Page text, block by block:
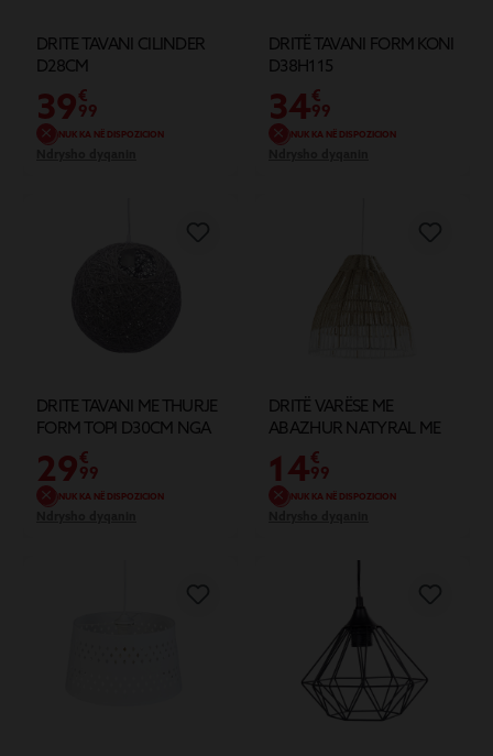
DRITE TAVANI CILINDER
D28CM
39€
99
NUK KA NË DISPOZICION
DRITË TAVANI FORM KONI
D38H115
34€
99
NUK KA NË DISPOZICION
DRITE TAVANI ME THURJE
FORM TOPI D30CM NGA
LETRA
29€
99
NUK KA NË DISPOZICION
DRITË VARËSE ME
ABAZHUR NATYRAL ME
LITAR IMITIM KASHTE TË
BARDHË
14€
99
NUK KA NË DISPOZICION